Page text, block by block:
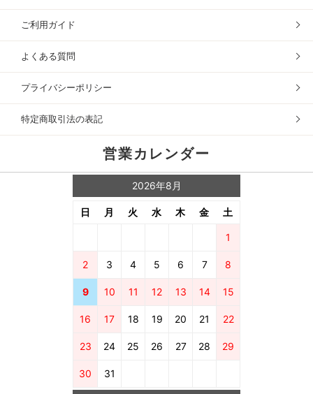
ご利用ガイド
よくある質問
プライバシーポリシー
特定商取引法の表記
営業カレンダー
2026年8月
日 月 火 水 木 金 土
1
2 3 4 5 6 7 8
9 10 11 12 13 14 15
16 17 18 19 20 21 22
23 24 25 26 27 28 29
30 31